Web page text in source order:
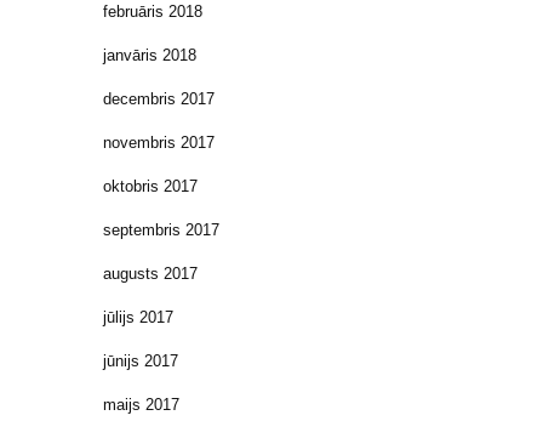
februāris 2018
janvāris 2018
decembris 2017
novembris 2017
oktobris 2017
septembris 2017
augusts 2017
jūlijs 2017
jūnijs 2017
maijs 2017